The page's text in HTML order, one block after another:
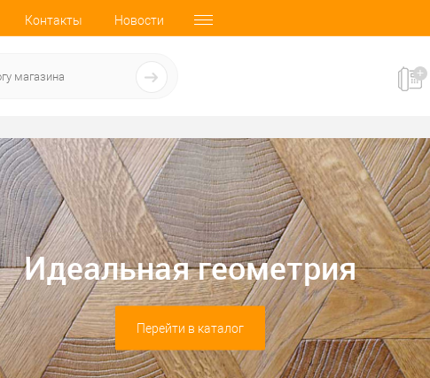
Контакты Новости
Идеальная геометрия
Перейти в каталог